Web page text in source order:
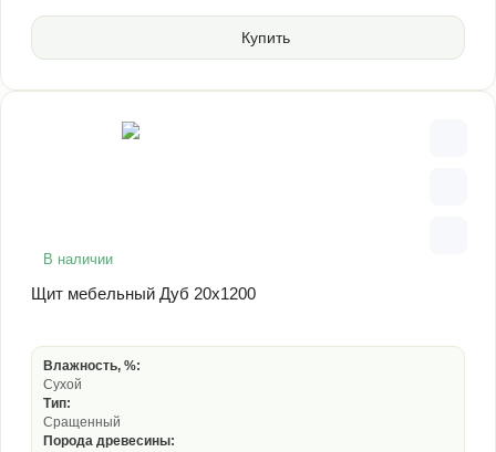
Купить
В наличии
Щит мебельный Дуб 20х1200
Влажность, %:
Сухой
Тип:
Сращенный
Порода древесины: